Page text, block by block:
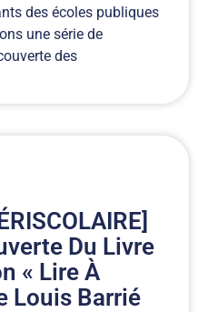
des écoles publiques
une série de
des
Du Livre
« Lire À
Louis Barrié